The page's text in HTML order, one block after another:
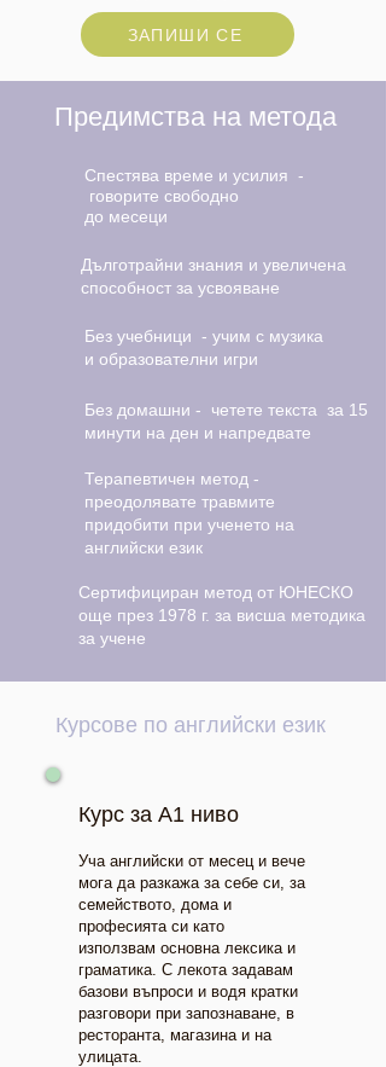
ЗАПИШИ СЕ
Предимства на метода
Спестява време и усилия -
говорите свободно
до месеци
Дълготрайни знания и увеличена
способност за усвояване
Без учебници - учим с музика
и образователни игри
Без домашни - четете текста за 15
минути на ден и напредвате
Терапевтичен метод -
преодолявате травмите
придобити при ученето на
английски език
Сертифициран метод от ЮНЕСКО
още през 1978 г. за висша методика
за учене
Курсове по английски език
Курс за А1 ниво
Уча английски от месец и вече
мога да разкажа за себе си, за
семейството, дома и
професията си като
използвам основна лексика и
граматика. С лекота задавам
базови въпроси и водя кратки
разговори при запознаване, в
ресторанта, магазина и на
улицата.